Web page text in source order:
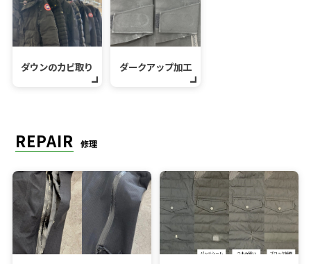
ダウンのカビ取り ダークアップ加工
REPAIR 修理